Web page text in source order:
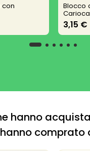
con Blocco
3,15 €
hanno
comprato